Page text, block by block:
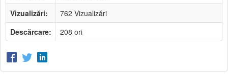
Vizualizări:
762 Vizualizări
Descărcare:
208 ori